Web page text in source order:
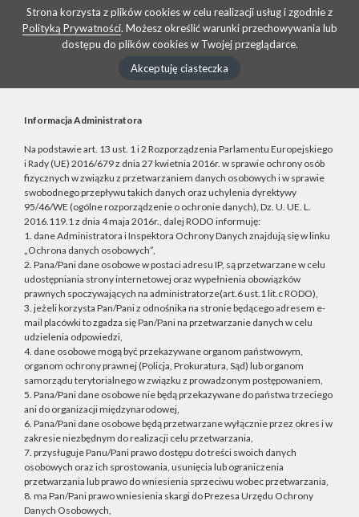
Strona korzysta z plików cookies w celu realizacji usług i zgodnie z
Polityką Prywatności. Możesz określić warunki przechowywania lub
dostępu do plików cookies w Twojej przeglądarce.
Akceptuję ciasteczka
Informacja Administratora
Na podstawie art. 13 ust. 1 i 2 Rozporządzenia Parlamentu Europejskiego
i Rady (UE) 2016/679 z dnia 27 kwietnia 2016r. w sprawie ochrony osób
fizycznych w związku z przetwarzaniem danych osobowych i w sprawie
swobodnego przepływu takich danych oraz uchylenia dyrektywy
95/46/WE (ogólne rozporządzenie o ochronie danych), Dz. U. UE. L.
2016.119.1 z dnia 4 maja 2016r., dalej RODO informuję:
1. dane Administratora i Inspektora Ochrony Danych znajdują się w linku
„Ochrona danych osobowych”,
2. Pana/Pani dane osobowe w postaci adresu IP, są przetwarzane w celu
udostępniania strony internetowej oraz wypełnienia obowiązków
prawnych spoczywających na administratorze(art.6 ust.1 lit.c RODO),
3. jeżeli korzysta Pan/Pani z odnośnika na stronie będącego adresem e-
mail placówki to zgadza się Pan/Pani na przetwarzanie danych w celu
udzielenia odpowiedzi,
4. dane osobowe mogą być przekazywane organom państwowym,
organom ochrony prawnej (Policja, Prokuratura, Sąd) lub organom
samorządu terytorialnego w związku z prowadzonym postępowaniem,
5. Pana/Pani dane osobowe nie będą przekazywane do państwa trzeciego
ani do organizacji międzynarodowej,
6. Pana/Pani dane osobowe będą przetwarzane wyłącznie przez okres i w
zakresie niezbędnym do realizacji celu przetwarzania,
7. przysługuje Panu/Pani prawo dostępu do treści swoich danych
osobowych oraz ich sprostowania, usunięcia lub ograniczenia
przetwarzania lub prawo do wniesienia sprzeciwu wobec przetwarzania,
8. ma Pan/Pani prawo wniesienia skargi do Prezesa Urzędu Ochrony
Danych Osobowych,